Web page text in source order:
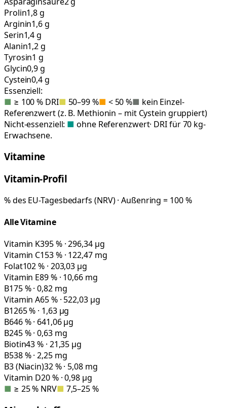
Prolin1,8 g
Arginin1,6 g
Serin1,4 g
Alanin1,2 g
Tyrosin1 g
Glycin0,9 g
Cystein0,4 g
Essenziell:
■ ≥ 100 % DRI■ 50–99 %■ < 50 %■ kein Einzel-
Referenzwert (z. B. Methionin – mit Cystein gruppiert)
Nicht-essenziell: ■ ohne Referenzwert· DRI für 70 kg-
Erwachsene.
Vitamine
Vitamin-Profil
% des EU-Tagesbedarfs (NRV) · Außenring = 100 %
Alle Vitamine
Vitamin K395 % · 296,34 µg
Vitamin C153 % · 122,47 mg
Folat102 % · 203,03 µg
Vitamin E89 % · 10,66 mg
B175 % · 0,82 mg
Vitamin A65 % · 522,03 µg
B1265 % · 1,63 µg
B646 % · 641,06 µg
B245 % · 0,63 mg
Biotin43 % · 21,35 µg
B538 % · 2,25 mg
B3 (Niacin)32 % · 5,08 mg
Vitamin D20 % · 0,98 µg
■ ≥ 25 % NRV■ 7,5–25 %